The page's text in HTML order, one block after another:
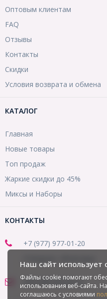
Оптовым клиентам
FAQ
Отзывы
Контакты
Скидки
Условия возврата и обмена
КАТАЛОГ
Главная
Новые товары
Топ продаж
Жаркие скидки до 45%
Миксы и Наборы
КОНТАКТЫ
+7 (977) 977-01-20
office@mirbusin.ru
Наш сайт использует
Файлы cookie помогают
использования веб-сайта.
соглашаюсь с условиями